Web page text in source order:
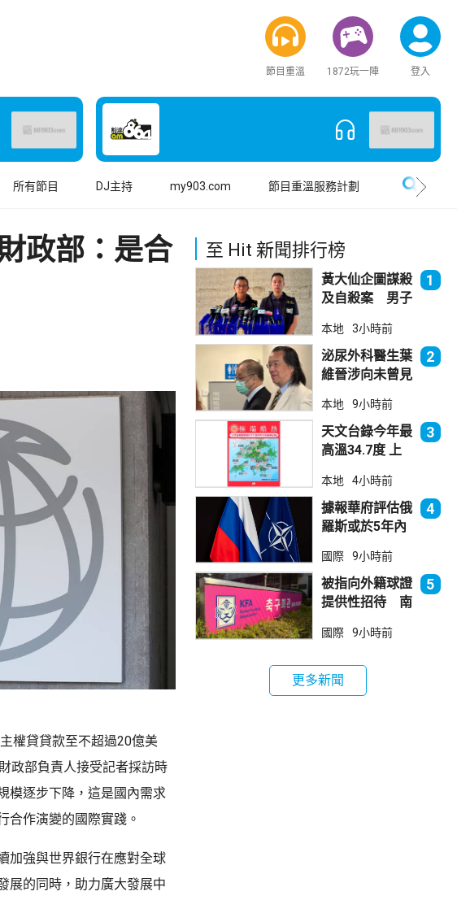
節目重溫 1872玩一陣 登入
所有節目 DJ主持 my903.com 節目重溫服務計劃
政部：是合
權貸貸款至不超過20億美
政部負責人接受記者採訪時
模逐步下降，這是國內需求
合作演變的國際實踐。
加強與世界銀行在應對全球
展的同時，助力廣大發展中
至 Hit 新聞排行榜
黃大仙企圖謀殺
及自殺案 男子
墮樓亡
1
本地 3小時前
泌尿外科醫生葉
維晉涉向未曾見
委會繼續聆訊
2
本地 9小時前
天文台錄今年最
高溫34.7度 上
3
本地 4小時前
據報華府評估俄
羅斯或於5年內
北約集體防禦
4
國際 9小時前
被指向外籍球證
提供性招待 南
5
國際 9小時前
更多新聞